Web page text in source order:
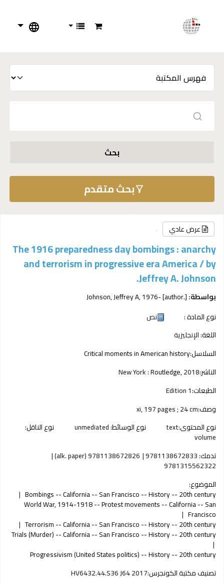
بحث
بحث متقدم
عرض عادي
The 1916 preparedness day bombings : anarchy
and terrorism in progressive era America /by
Jeffrey A. Johnson.
بواسطة: Johnson, Jeffrey A, 1976-[author.]
نوع المادة :
نص
اللغة:الإنجليزية
السلاسل:Critical moments in American history
الناشر:
New York :Routledge,2018
الطبعات:1 Edition
وصف:xi, 197 pages ; 24 cm
نوع المحتوى:text نوع الوسائط:unmediated نوع الناقل:
volume
تدمك:9781138672833
9781138672826 (alk. paper)
9781315562322
الموضوع:
Bombings -- California -- San Francisco -- History -- 20th century
World War, 1914-1918 -- Protest movements -- California -- San
Francisco
Terrorism -- California -- San Francisco -- History -- 20th century
Trials (Murder) -- California -- San Francisco -- History -- 20th century
Progressivism (United States politics) -- History -- 20th century
تصنيف مكتبة الكونجرس:HV6432.44.S36 J64 2017